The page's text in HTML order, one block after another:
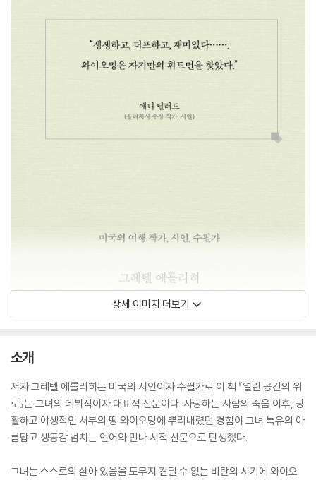
상세 이미지 더보기
소개
저자 그레텔 에를리히는 미국의 시인이자 수필가로 이 책 『열린 공간의 위
로』는 그녀의 데뷔작이자 대표적 산문이다. 사랑하는 사람의 죽음 이후, 광
활하고 야생적인 서부의 땅 와이오밍에 뿌리내렸던 경험이 그녀 특유의 아
름답고 생동감 넘치는 언어와 만나 시적 산문으로 탄생했다.
그녀는 스스로의 살아 있음을 도무지 견딜 수 없는 비탄의 시기에 와이오